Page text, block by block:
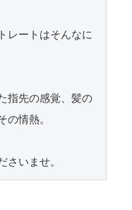
レートはそんなに
指先の感覚、髪の
情熱。
いませ。